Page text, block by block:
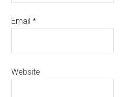
Email*
Website